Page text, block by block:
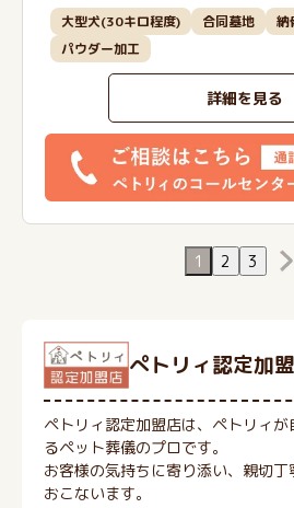
大型犬(30キロ程度) 合同墓地 納
パウダー加工
詳細を見る
1 2 3
ぺトリィ認定加
ペトリィ認定加盟店は、ペトリィ
るペット葬儀のプロです。
お客様の気持ちに寄り添い、親切
おこないます。